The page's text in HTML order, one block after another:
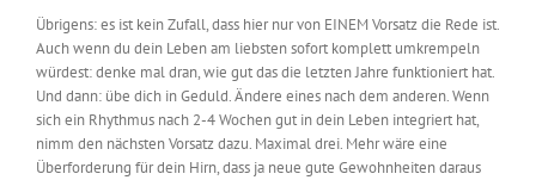
Übrigens: es ist kein Zufall, dass hier nur von EINEM Vorsatz die Rede ist.
Auch wenn du dein Leben am liebsten sofort komplett umkrempeln
würdest: denke mal dran, wie gut das die letzten Jahre funktioniert hat.
Und dann: übe dich in Geduld. Ändere eines nach dem anderen. Wenn
sich ein Rhythmus nach 2-4 Wochen gut in dein Leben integriert hat,
nimm den nächsten Vorsatz dazu. Maximal drei. Mehr wäre eine
Überforderung für dein Hirn, dass ja neue gute Gewohnheiten daraus